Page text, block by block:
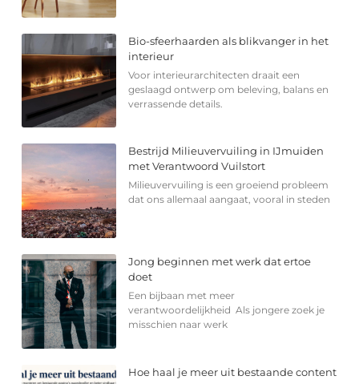
Bio-sfeerhaarden als blikvanger in het
interieur
Voor interieurarchitecten draait een
geslaagd ontwerp om beleving, balans en
verrassende details.
Bestrijd Milieuvervuiling in IJmuiden
met Verantwoord Vuilstort
Milieuvervuiling is een groeiend probleem
dat ons allemaal aangaat, vooral in steden
Jong beginnen met werk dat ertoe
doet
Een bijbaan met meer
verantwoordelijkheid Als jongere zoek je
misschien naar werk
Hoe haal je meer uit bestaande content